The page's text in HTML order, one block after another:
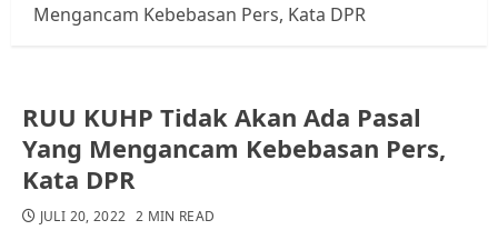
Mengancam Kebebasan Pers, Kata DPR
RUU KUHP Tidak Akan Ada Pasal
Yang Mengancam Kebebasan Pers,
Kata DPR
JULI 20, 2022 2 MIN READ